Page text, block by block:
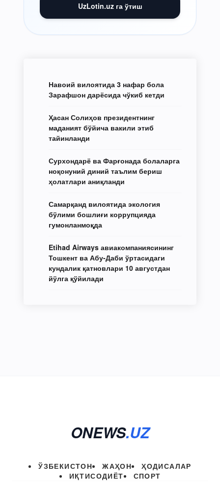
UzLotin.uz га ўтиш
Навоий вилоятида 3 нафар бола
Зарафшон дарёсида чўкиб кетди
Ҳасан Солиҳов президентнинг
маданият бўйича вакили этиб
тайинланди
Сурхондарё ва Фарғонада болаларга
ноқонуний диний таълим бериш
ҳолатлари аниқланди
Самарқанд вилоятида экология
бўлими бошлиғи коррупцияда
гумонланмоқда
Etihad Airways авиакомпаниясининг
Тошкент ва Абу-Даби ўртасидаги
кундалик қатновлари 10 августдан
йўлга қўйилади
ONEWS.UZ
ЎЗБЕКИСТОН ЖАҲОН
ҲОДИСАЛАР
ИҚТИСОДИЁТ
СПОРТ